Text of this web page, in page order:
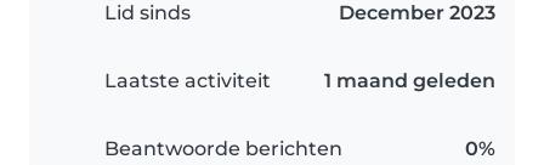
Lid sinds December 2023
Laatste activiteit 1 maand geleden
Beantwoorde berichten 0%